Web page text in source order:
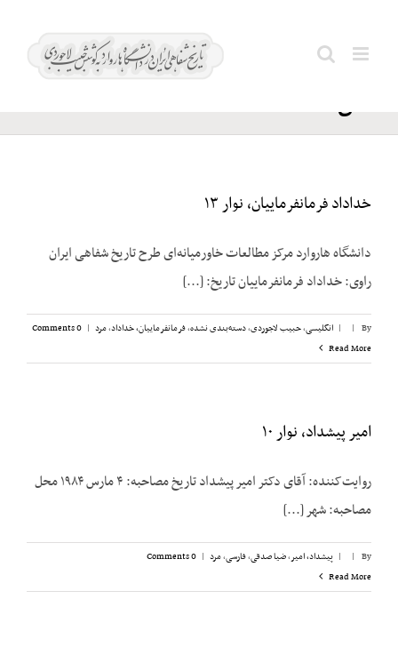
مجاهدین
خلق
خداداد فرمانفرماییان، نوار ۱۳
دانشگاه هاروارد مرکز مطالعات خاورمیانه‌ای طرح تاریخ شفاهی ایران
راوی: خداداد فرمانفرماییان تاریخ: [...]
By
|
| انگلیسی,حبیب لاجوردی,دسته‌بندی نشده,فرمانفرماییان، خداداد,مرد |
0 Comments
Read More
امیر پیشداد، نوار ۱۰
روایت‌کننده: آقای دکتر امیر پیشداد تاریخ مصاحبه: ۴ مارس ۱۹۸۴ محل
مصاحبه: شهر [...]
By
|
| پیشداد، امیر,ضیا صدقی,فارسی,مرد |
0 Comments
Read More